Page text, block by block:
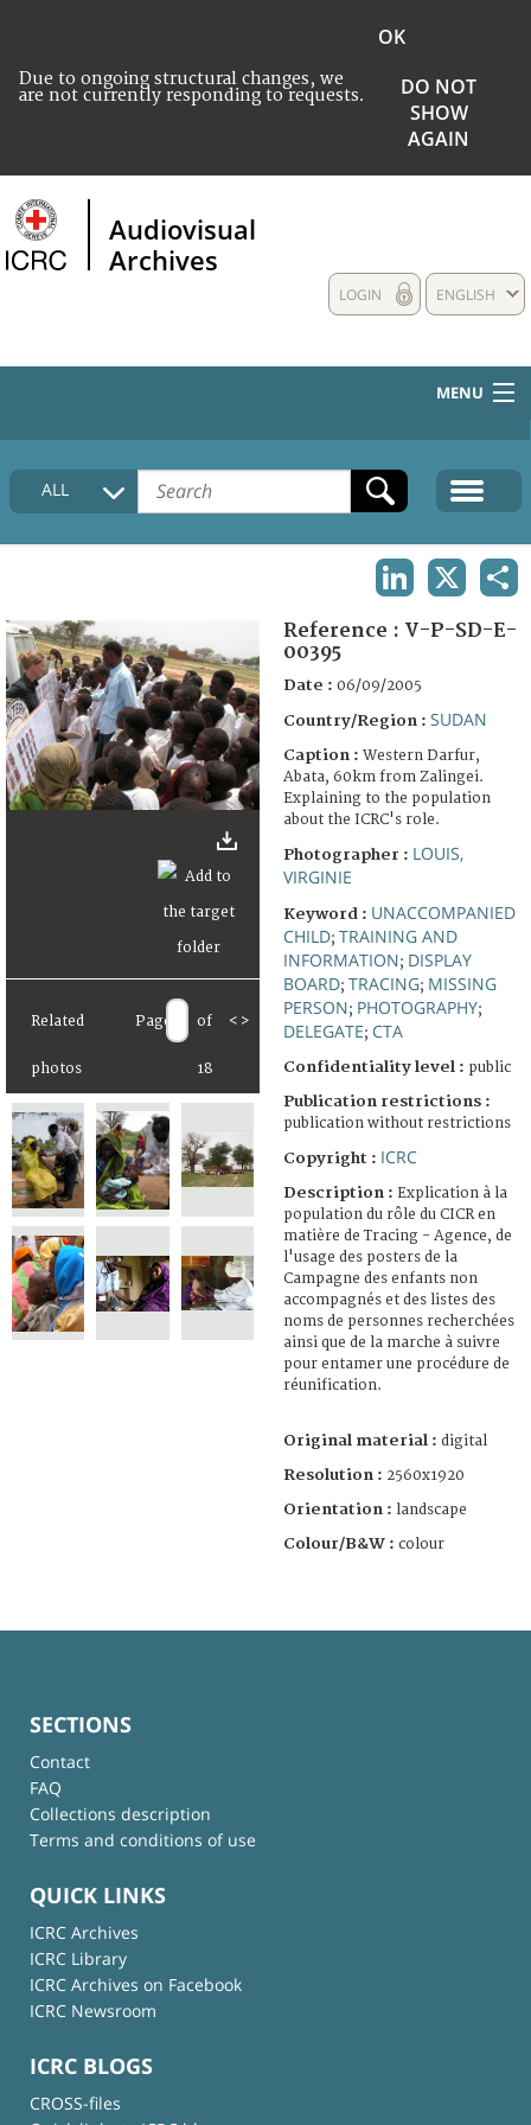
Due to ongoing structural changes, we
are not currently responding to requests.
OK
DO NOT
SHOW
AGAIN
Audiovisual
Archives
ENGLISH
LOGIN
MENU
HOME
COLLECTIONS DESCRIPTION
FAQ
ALL
Related
photos
Page of
18
< >
Reference : V-P-SD-E-
00395
Date : 06/09/2005
Country/Region : SUDAN
Caption : Western Darfur,
Abata, 60km from Zalingei.
Explaining to the population
about the ICRC's role.
Photographer : LOUIS,
VIRGINIE
Keyword : UNACCOMPANIED
CHILD; TRAINING AND
INFORMATION; DISPLAY
BOARD; TRACING; MISSING
PERSON; PHOTOGRAPHY;
DELEGATE; CTA
Confidentiality level : public
Publication restrictions :
publication without restrictions
Copyright : ICRC
Description : Explication à la
population du rôle du CICR en
matière de Tracing - Agence, de
l'usage des posters de la
Campagne des enfants non
accompagnés et des listes des
noms de personnes recherchées
ainsi que de la marche à suivre
pour entamer une procédure de
réunification.
Original material : digital
Resolution : 2560x1920
Orientation : landscape
Colour/B&W : colour
SECTIONS
Contact
FAQ
Collections description
Terms and conditions of use
QUICK LINKS
ICRC Archives
ICRC Library
ICRC Archives on Facebook
ICRC Newsroom
ICRC BLOGS
CROSS-files